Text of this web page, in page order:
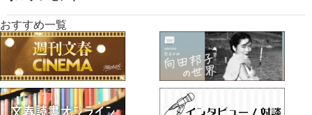
おすすめ一覧